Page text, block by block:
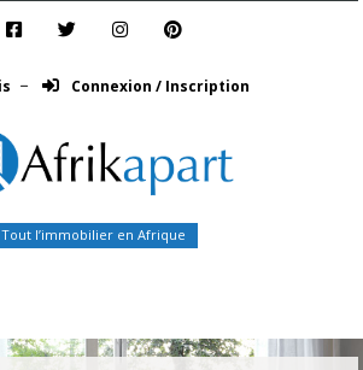
Connexion / Inscription
Tout l’immobilier en Afrique